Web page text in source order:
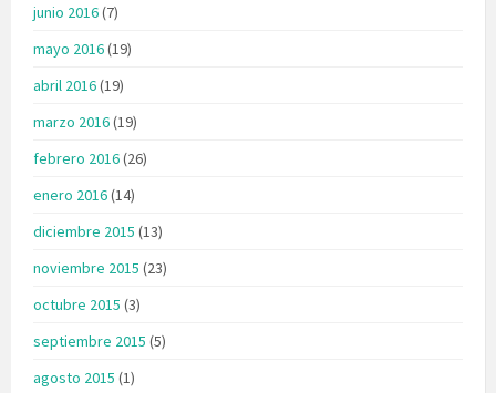
junio 2016(7)
mayo 2016(19)
abril 2016(19)
marzo 2016(19)
febrero 2016(26)
enero 2016(14)
diciembre 2015 (13)
noviembre 2015 (23)
octubre 2015 (3)
septiembre 2015 (5)
agosto 2015 (1)